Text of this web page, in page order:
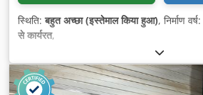
स्थिति:बहुत अच्छा (इस्तेमाल किया हुआ), निर्माण वर्ष:
से कार्यरत,